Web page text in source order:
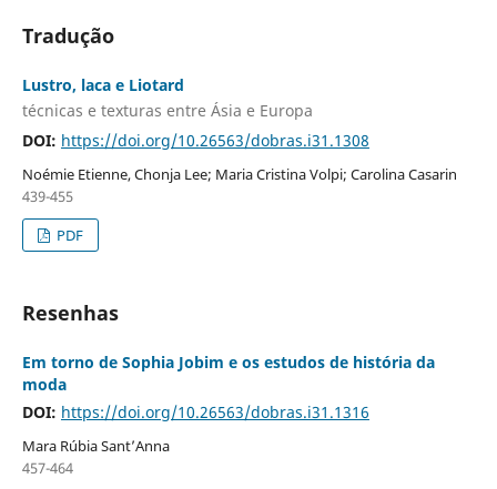
Tradução
Lustro, laca e Liotard
técnicas e texturas entre Ásia e Europa
DOI: https://doi.org/10.26563/dobras.i31.1308
Noémie Etienne, Chonja Lee; Maria Cristina Volpi; Carolina Casarin
439-455
PDF
Resenhas
Em torno de Sophia Jobim e os estudos de história da
moda
DOI: https://doi.org/10.26563/dobras.i31.1316
Mara Rúbia Sant’Anna
457-464